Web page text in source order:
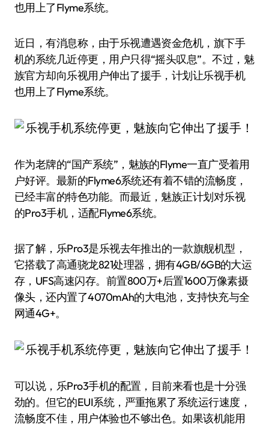
也用上了Flyme系统。
近日，有消息称，由于乐视遭遇资金危机，旗下手
机的系统几近停更，用户只得“摇头叹息”。不过，魅
族官方却向乐视用户伸出了援手，计划让乐视手机
也用上了Flyme系统。
作为老牌的“国产系统”，魅族的Flyme一直广受着用
户好评。最新的Flyme6系统还有着不错的流畅度，
已经丰富的特色功能。而最近，魅族正计划对乐视
的Pro3手机，适配Flyme6系统。
据了解，乐Pro3是乐视去年推出的一款旗舰机型，
它搭载了高通骁龙821处理器，拥有4GB/6GB的大运
存，UFS高速闪存。前置800万+后置1600万像素摄
像头，还内置了4070mAh的大电池，支持快充与全
网通4G+。
可以说，乐Pro3手机的配置，目前来看也是十分强
劲的。但它的EUI系统，严重拖累了系统运行速度，
流畅度不佳，用户体验也不够出色。如果该机能用